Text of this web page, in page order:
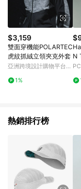
則請以點數紅包活動說
頁面後才首次下載
上，首次下載 Pinkoi
面，方享導購資格。
$3,159
雙面穿機能POLARTEC
虎紋抓絨立領夾克外套
亞洲跨境設計購物平台
1%
N
熱銷排行榜